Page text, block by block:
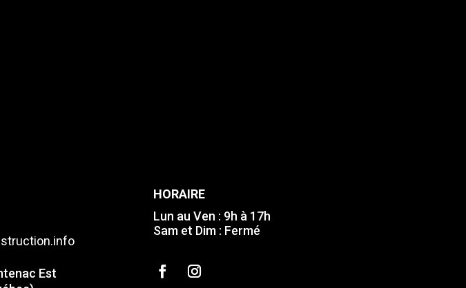
Est
HORAIRE
Lun au Ven : 9h à 17h
Sam et Dim : Fermé